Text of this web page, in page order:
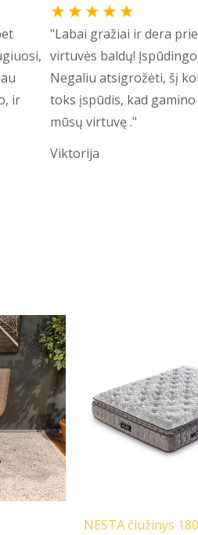
ir
★ ★ ★ ★ ★
5
out
of
5
"Labai gražiai ir dera
virtuvės baldų!
Negaliu atsigrožėti, šį
toks įspūdis, kad
mūsų virtuvę ."
Viktorija
NESTA čiužinys
1106,00 €.